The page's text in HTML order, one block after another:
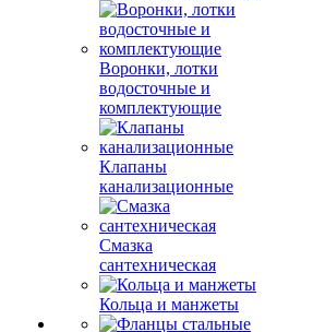
Воронки, лотки
водосточные и
комплектующие
Клапаны
канализационные
Смазка
сантехническая
Кольца и манжеты